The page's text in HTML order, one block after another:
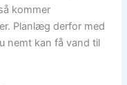
kommer
Planlæg derfor med
nemt kan få vand til